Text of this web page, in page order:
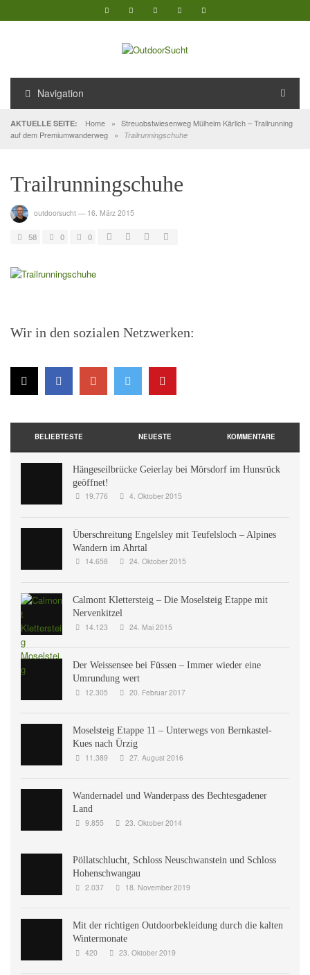
Navigation
AKTUELLE SEITE: Home » Streuobstwiesenweg Mülheim Kärlich – Trailrunning
auf dem Premiumwanderweg
» Trailrunningschuhe
Trailrunningschuhe
outdoorsucht — 16. März 2015
58 0 0
Wir in den sozialen Netzwerken:
BELIEBTESTE NEUESTE KOMMENTARE
Hängeseilbrücke Geierlay bei Mörsdorf im Hunsrück
geöffnet!
19.776 4. Oktober 2015
Überschreitung Engelsley mit Teufelsloch – Alpines
Wandern im Ahrtal
14.658 24. Oktober 2015
Calmont Klettersteig – Die Moselsteig Etappe mit
Nervenkitzel
14.123 24. Mai 2015
Der Weissensee bei Füssen – Immer wieder eine
Umrundung wert
12.305 20. Februar 2017
Moselsteig Etappe 11 – Unterwegs von Bernkastel-
Kues nach Ürzig
11.389 27. August 2016
Wandernadel und Wanderpass des Bechtesgadener
Land
9.855 23. Oktober 2014
Pöllatschlucht, Schloss Neuschwanstein und Schloss
Hohenschwangau
2.037 18. November 2019
Mit der richtigen Outdoorbekleidung durch die kalten
Wintermonate
420 23. Oktober 2019